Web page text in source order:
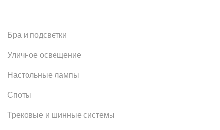
Бра и подсветки
Уличное освещение
Настольные лампы
Споты
Трековые и шинные системы